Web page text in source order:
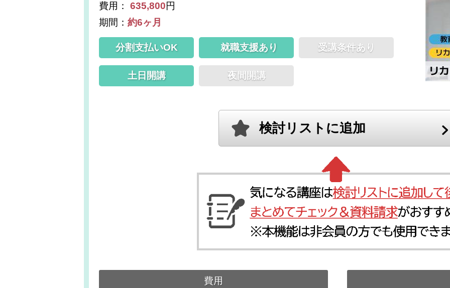
費用： 635,800円
期間： 約6ヶ月
分割支払いOK 就職支援あり 受講条件あり
土日開講 夜間開講
検討リストに追加
費用